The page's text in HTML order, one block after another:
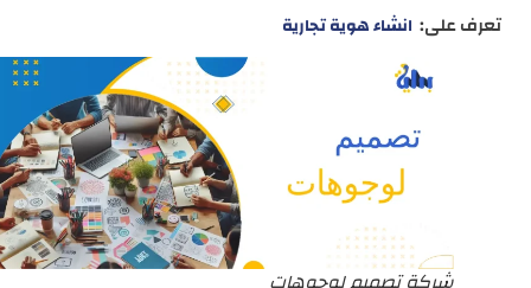
تعرف على:انشاء هوية تجارية